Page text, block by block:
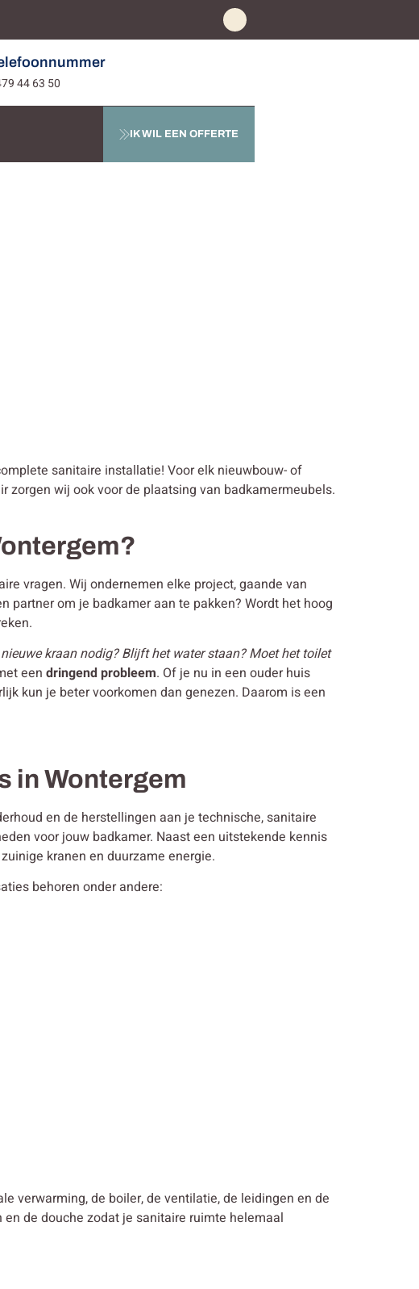
44 63 50
IK WIL EEN OFFERTE
sanitaire installatie! Voor elk nieuwbouw- of
wij ook voor de plaatsing van badkamermeubels.
vragen. Wij ondernemen elke project, gaande van
partner om je badkamer aan te pakken? Wordt het hoog
kraan nodig? Blijft het water staan? Moet het toilet
een dringend probleem. Of je nu in een ouder huis
kun je beter voorkomen dan genezen. Daarom is een
in Wontergem
en de herstellingen aan je technische, sanitaire
voor jouw badkamer. Naast een uitstekende kennis
kranen en duurzame energie.
behoren onder andere:
verwarming, de boiler, de ventilatie, de leidingen en de
de douche zodat je sanitaire ruimte helemaal